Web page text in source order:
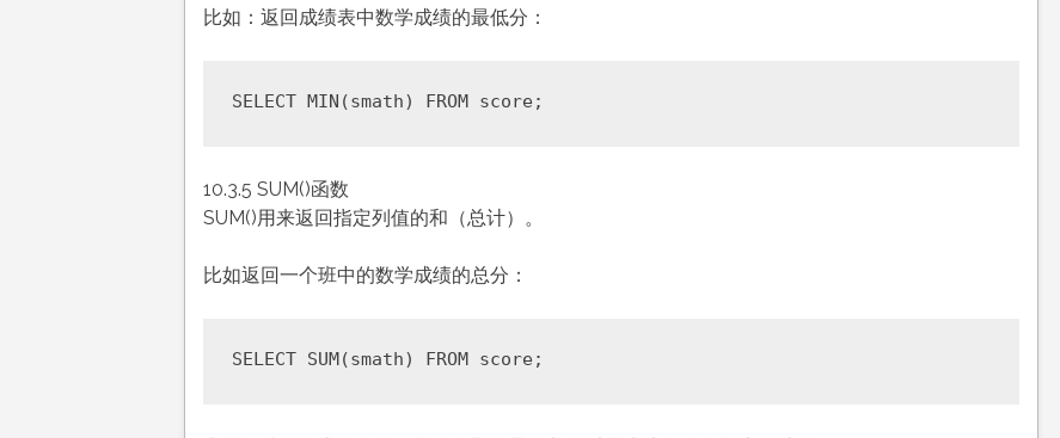
比如：返回成绩表中数学成绩的最低分：
10.3.5 SUM()函数
SUM()用来返回指定列值的和（总计）。
比如返回一个班中的数学成绩的总分：